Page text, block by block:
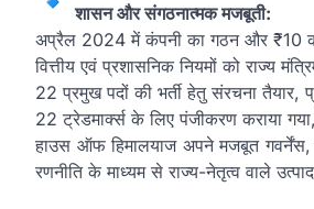
शासन और संगठनात्मक मजबूती:
अप्रैल 2024 में कंपनी का गठन और ₹10
वित्तीय एवं प्रशासनिक नियमों को राज्य
22 प्रमुख पदों की भर्ती हेतु संरचना तैयार,
22 ट्रेडमार्क्स के लिए पंजीकरण कराया
हाउस ऑफ हिमालयाज अपने मजबूत
रणनीति के माध्यम से राज्य-नेतृत्व वाले